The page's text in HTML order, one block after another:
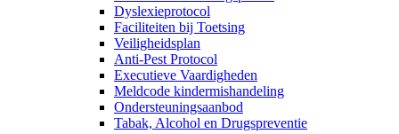
Dyslexieprotocol
Faciliteiten bij Toetsing
Veiligheidsplan
Anti-Pest Protocol
Executieve Vaardigheden
Meldcode kindermishandeling
Ondersteuningsaanbod
Tabak, Alcohol en Drugspreventie